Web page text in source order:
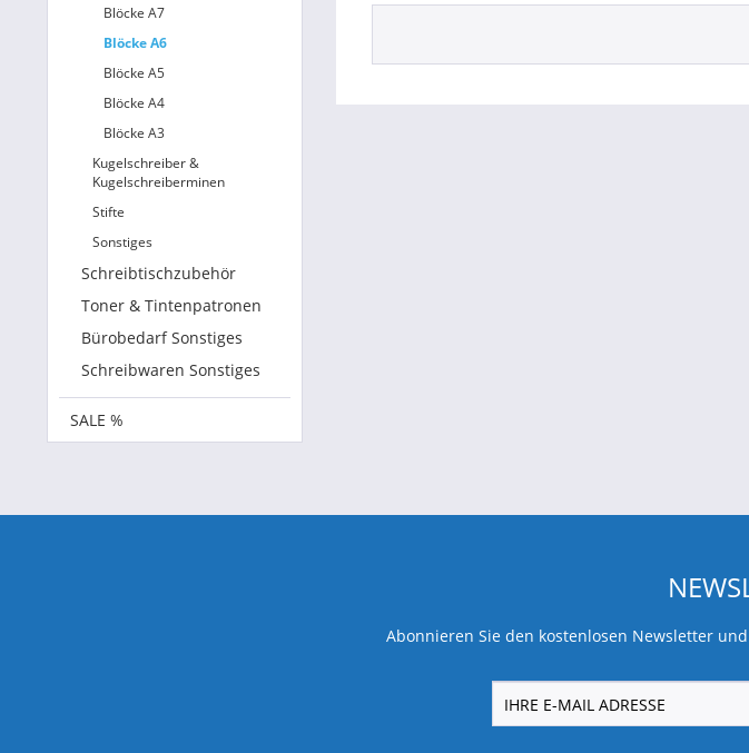
Blöcke A7
Blöcke A6
Blöcke A5
Blöcke A4
Blöcke A3
Kugelschreiber &
Kugelschreiberminen
Stifte
Sonstiges
Schreibtischzubehör
Toner & Tintenpatronen
Bürobedarf Sonstiges
Schreibwaren Sonstiges
SALE %
Abonnieren Sie den kostenlosen Newsletter